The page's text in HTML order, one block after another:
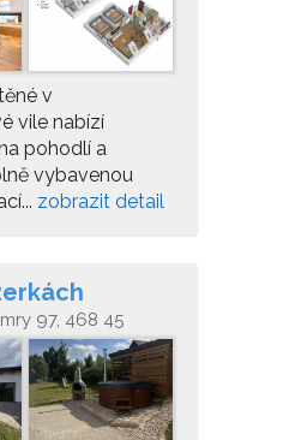
v
vile nabízí
pohodlí a
vybavenou
zobrazit detail
97, 468 45